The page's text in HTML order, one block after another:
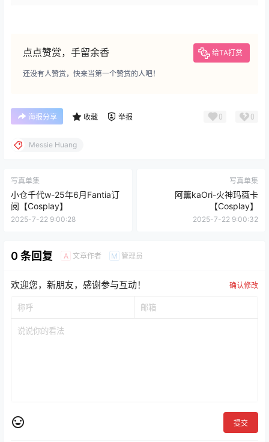
点点赞赏，手留余香 给TA打赏
还没有人赞赏，快来当第一个赞赏的人吧！
海报分享 收藏 举报 0 0
Messie Huang
写真单集
小仓千代w-25年6月Fantia订
阅【Cosplay】
2025-7-22 9:00:28
写真单集
阿薰kaOri-火神玛薇卡
【Cosplay】
2025-7-22 9:00:32
0 条回复 A 文章作者 M 管理员
欢迎您，新朋友，感谢参与互动！ 确认修改
提交